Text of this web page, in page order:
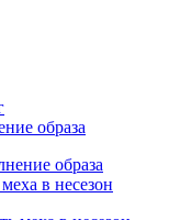
образа
в несезон